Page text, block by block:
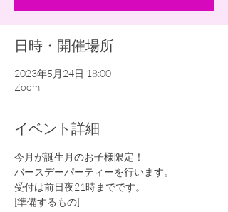
日時・開催場所
2023年5月24日 18:00
Zoom
イベント詳細
今月が誕生月のお子様限定！
バースデーパーティーを行います。
受付は前日夜21時までです。
[準備するもの]